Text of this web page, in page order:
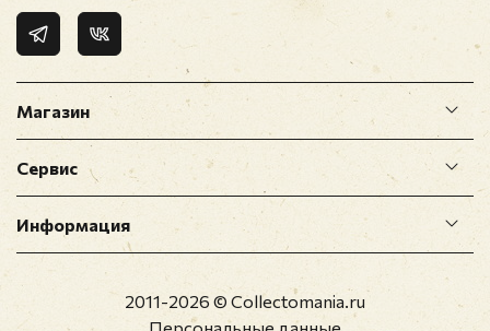
Магазин
Сервис
Информация
2011-2026 © Collectomania.ru
Персональные данные